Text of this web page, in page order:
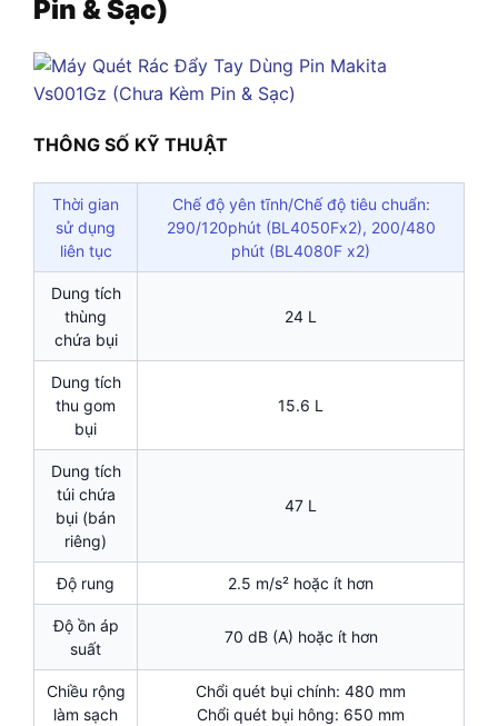
Pin & Sạc)
THÔNG SỐ KỸ THUẬT
Thời gian
sử dụng
liên tục
Chế độ yên tĩnh/Chế độ tiêu chuẩn:
290/120phút (BL4050Fx2), 200/480
phút (BL4080F x2)
Dung tích
thùng
chứa bụi
24 L
Dung tích
thu gom
bụi
15.6 L
Dung tích
túi chứa
bụi (bán
riêng)
47 L
Độ rung 2.5 m/s² hoặc ít hơn
Độ ồn áp
suất
70 dB (A) hoặc ít hơn
Chiều rộng
làm sạch
Chổi quét bụi chính: 480 mm
Chổi quét bụi hông: 650 mm